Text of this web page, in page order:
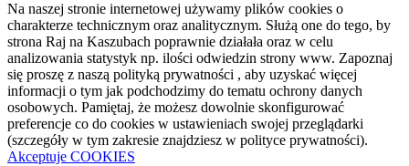
Na naszej stronie internetowej używamy plików cookies o
charakterze technicznym oraz analitycznym. Służą one do tego, by
strona Raj na Kaszubach poprawnie działała oraz w celu
analizowania statystyk np. ilości odwiedzin strony www. Zapoznaj
się proszę z naszą polityką prywatności , aby uzyskać więcej
informacji o tym jak podchodzimy do tematu ochrony danych
osobowych. Pamiętaj, że możesz dowolnie skonfigurować
preferencje co do cookies w ustawieniach swojej przeglądarki
(szczegóły w tym zakresie znajdziesz w polityce prywatności).
Akceptuje COOKIES